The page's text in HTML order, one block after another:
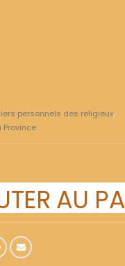
personnels des religieux,
Province
AU